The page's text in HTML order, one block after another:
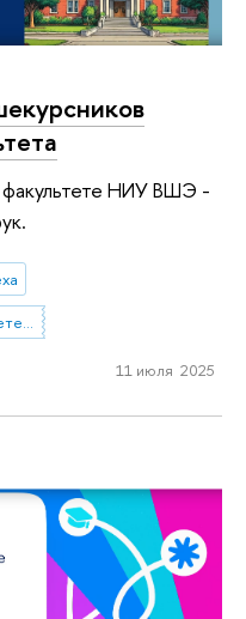
НИУ ВШЭ -
Юридический факультет (Санкт-Петербург)
11 июля 2025